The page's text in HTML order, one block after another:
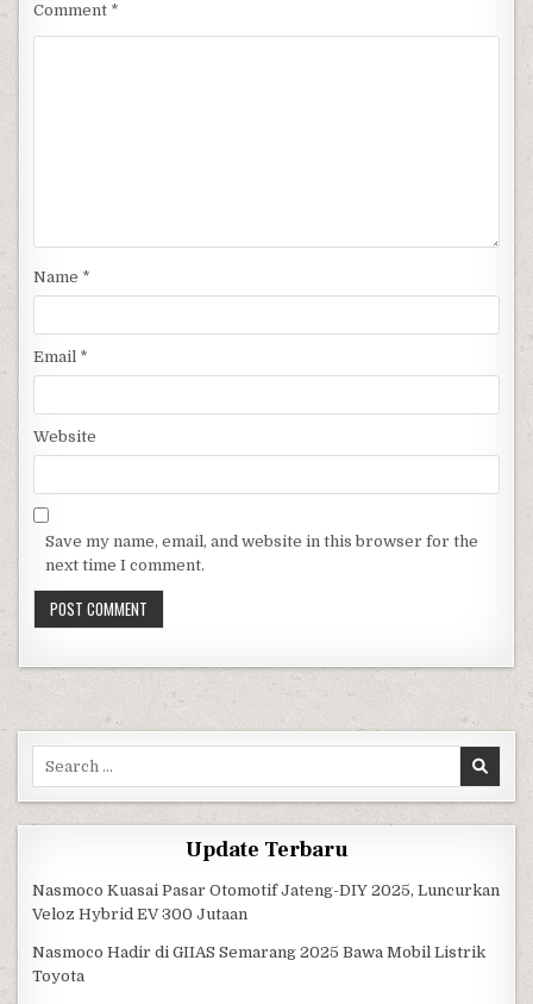
Comment *
Name *
Email *
Website
Save my name, email, and website in this browser for the
next time I comment.
Update Terbaru
Nasmoco Kuasai Pasar Otomotif Jateng-DIY 2025, Luncurkan
Veloz Hybrid EV 300 Jutaan
Nasmoco Hadir di GIIAS Semarang 2025 Bawa Mobil Listrik
Toyota